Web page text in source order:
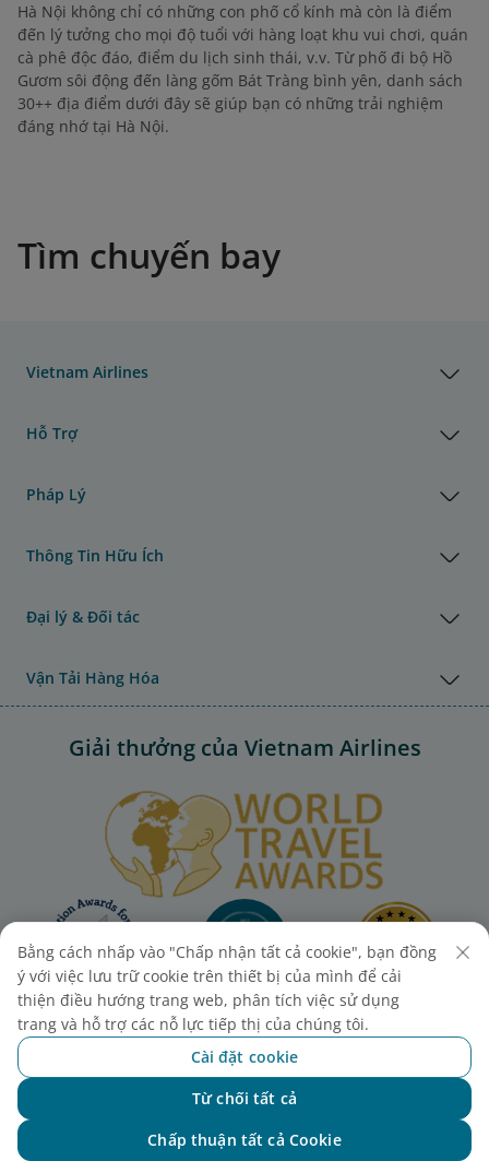
Hà Nội không chỉ có những con phố cổ kính mà còn là điểm
đến lý tưởng cho mọi độ tuổi với hàng loạt khu vui chơi, quán
cà phê độc đáo, điểm du lịch sinh thái, v.v. Từ phố đi bộ Hồ
Gươm sôi động đến làng gốm Bát Tràng bình yên, danh sách
30++ địa điểm dưới đây sẽ giúp bạn có những trải nghiệm
đáng nhớ tại Hà Nội.
Tìm chuyến bay
Vietnam Airlines
Hỗ Trợ
Pháp Lý
Thông Tin Hữu Ích
Đại lý & Đối tác
Vận Tải Hàng Hóa
Giải thưởng của Vietnam Airlines
Bằng cách nhấp vào "Chấp nhận tất cả cookie", bạn đồng
ý với việc lưu trữ cookie trên thiết bị của mình để cải
thiện điều hướng trang web, phân tích việc sử dụng
trang và hỗ trợ các nỗ lực tiếp thị của chúng tôi.
Cài đặt cookie
Từ chối tất cả
Chấp thuận tất cả Cookie